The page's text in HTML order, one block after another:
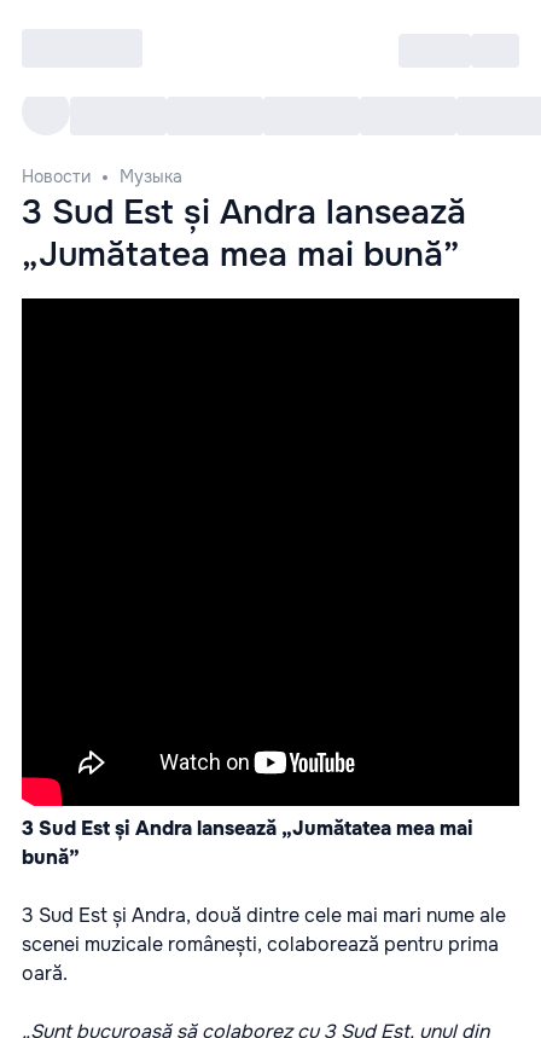
Новости Музыка
3 Sud Est și Andra lansează
„Jumătatea mea mai bună”
3 Sud Est și Andra lansează „Jumătatea mea mai
bună”
3 Sud Est și Andra, două dintre cele mai mari nume ale
scenei muzicale românești, colaborează pentru prima
oară.
„Sunt bucuroasă să colaborez cu 3 Sud Est, unul din